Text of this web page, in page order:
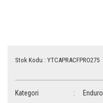
Stok Kodu : YTCAPRACFPRO275
Kategori Enduro